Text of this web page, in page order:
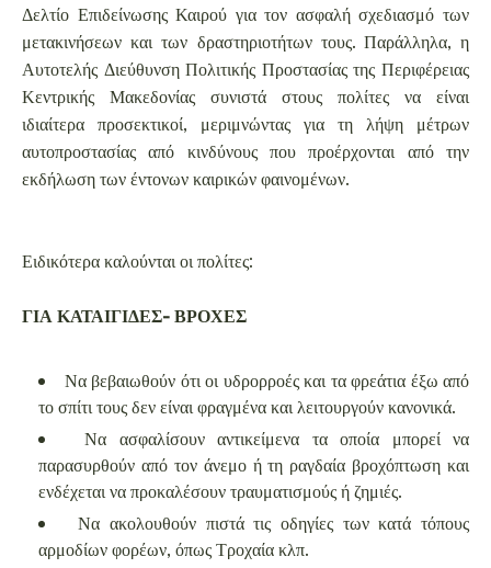
Δελτίο Επιδείνωσης Καιρού για τον ασφαλή σχεδιασμό των
μετακινήσεων και των δραστηριοτήτων τους. Παράλληλα, η
Αυτοτελής Διεύθυνση Πολιτικής Προστασίας της Περιφέρειας
Κεντρικής Μακεδονίας συνιστά στους πολίτες να είναι
ιδιαίτερα προσεκτικοί, μεριμνώντας για τη λήψη μέτρων
αυτοπροστασίας από κινδύνους που προέρχονται από την
εκδήλωση των έντονων καιρικών φαινομένων.
Ειδικότερα καλούνται οι πολίτες:
ΓΙΑ ΚΑΤΑΙΓΙΔΕΣ- ΒΡΟΧΕΣ
Να βεβαιωθούν ότι οι υδρορροές και τα φρεάτια έξω από
το σπίτι τους δεν είναι φραγμένα και λειτουργούν κανονικά.
Να ασφαλίσουν αντικείμενα τα οποία μπορεί να
παρασυρθούν από τον άνεμο ή τη ραγδαία βροχόπτωση και
ενδέχεται να προκαλέσουν τραυματισμούς ή ζημιές.
Να ακολουθούν πιστά τις οδηγίες των κατά τόπους
αρμοδίων φορέων, όπως Τροχαία κλπ.